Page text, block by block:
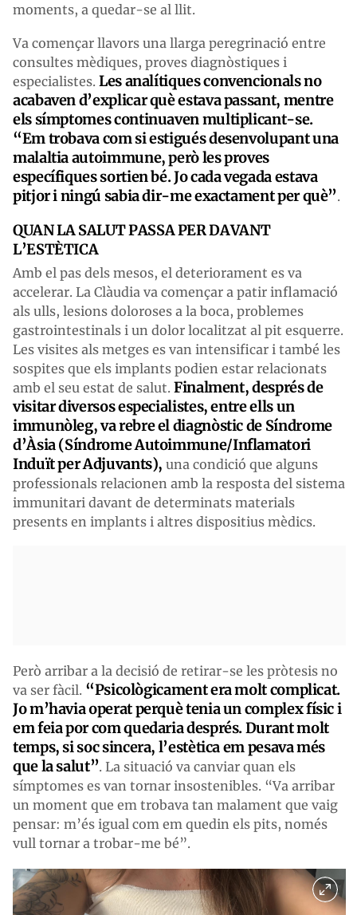
moments, a quedar-se al llit.
Va començar llavors una llarga peregrinació entre
consultes mèdiques, proves diagnòstiques i
especialistes. Les analítiques convencionals no
acabaven d’explicar què estava passant, mentre
els símptomes continuaven multiplicant-se.
“Em trobava com si estigués desenvolupant una
malaltia autoimmune, però les proves
específiques sortien bé. Jo cada vegada estava
pitjor i ningú sabia dir-me exactament per què”.
QUAN LA SALUT PASSA PER DAVANT
L’ESTÈTICA
Amb el pas dels mesos, el deteriorament es va
accelerar. La Clàudia va començar a patir inflamació
als ulls, lesions doloroses a la boca, problemes
gastrointestinals i un dolor localitzat al pit esquerre.
Les visites als metges es van intensificar i també les
sospites que els implants podien estar relacionats
amb el seu estat de salut. Finalment, després de
visitar diversos especialistes, entre ells un
immunòleg, va rebre el diagnòstic de Síndrome
d’Àsia (Síndrome Autoimmune/Inflamatori
Induït per Adjuvants), una condició que alguns
professionals relacionen amb la resposta del sistema
immunitari davant de determinats materials
presents en implants i altres dispositius mèdics.
Però arribar a la decisió de retirar-se les pròtesis no
va ser fàcil. “Psicològicament era molt complicat.
Jo m’havia operat perquè tenia un complex físic i
em feia por com quedaria després. Durant molt
temps, si soc sincera, l’estètica em pesava més
que la salut”. La situació va canviar quan els
símptomes es van tornar insostenibles. “Va arribar
un moment que em trobava tan malament que vaig
pensar: m’és igual com em quedin els pits, només
vull tornar a trobar-me bé”.